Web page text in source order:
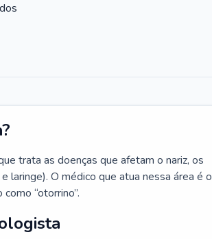
trata as doenças que afetam o nariz, os
laringe). O médico que atua nessa área é o
“otorrino”.